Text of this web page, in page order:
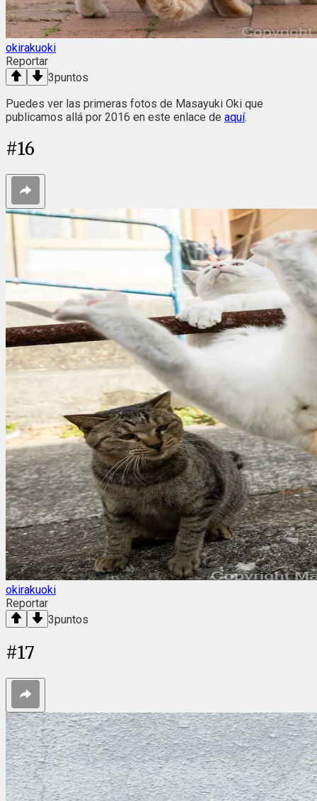
okirakuoki
Reportar
3puntos
Puedes ver las primeras fotos de Masayuki Oki que
publicamos allá por 2016 en este enlace de aquí.
#16
okirakuoki
Reportar
3puntos
#17